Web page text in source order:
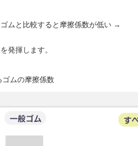
ムと比較すると摩擦係数が低い →
発揮します。
ゴムの摩擦係数